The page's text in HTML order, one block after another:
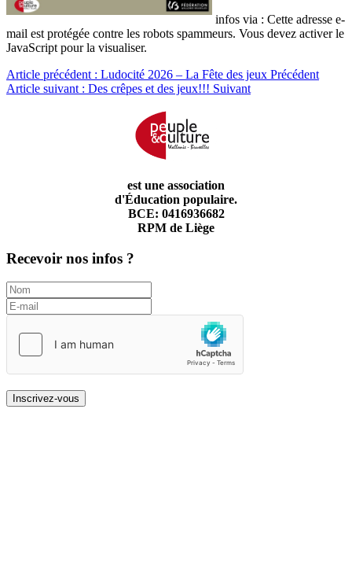
infos via : Cette adresse e-
mail est protégée contre les robots spammeurs. Vous devez activer le
JavaScript pour la visualiser.
Article précédent : Ludocité 2026 – La Fête des jeux Précédent
Article suivant : Des crêpes et des jeux!!! Suivant
est une association
d'Éducation populaire.
BCE: 0416936682
RPM de Liège
Recevoir nos infos ?
Inscrivez-vous